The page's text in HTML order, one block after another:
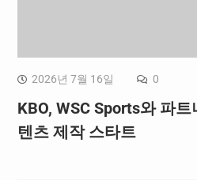
2026년 7월 16일 0
KBO, WSC Sports와 파
텐츠 제작 스타트